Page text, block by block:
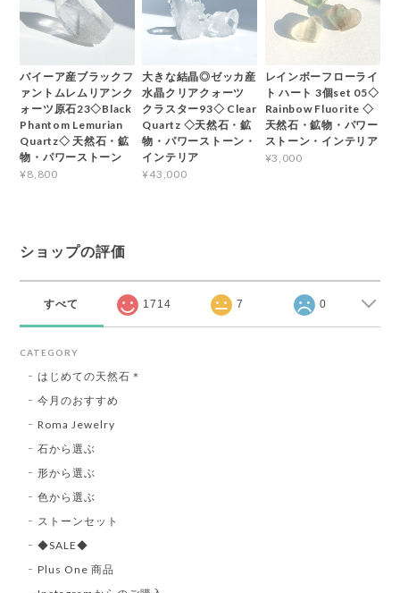
バイーア産ブラックフ
ァントムレムリアンク
ォーツ原石23◇Black
Phantom Lemurian
Quartz◇ 天然石・鉱
物・パワーストーン
¥8,800
大きな結晶◎ゼッカ産
水晶クリアクォーツ
クラスター93◇ Clear
Quartz ◇天然石・鉱
物・パワーストーン・
インテリア
¥43,000
レインボーフローライ
ト ハート 3個set 05◇
Rainbow Fluorite ◇
天然石・鉱物・パワー
ストーン・インテリア
¥3,000
ショップの評価
すべて 1714 7 0
CATEGORY
はじめての天然石＊
今月のおすすめ
Roma Jewelry
石から選ぶ
形から選ぶ
色から選ぶ
ストーンセット
◆SALE◆
Plus One 商品